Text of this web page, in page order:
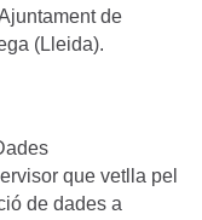
de
(Lleida).
que vetlla pel
de dades a